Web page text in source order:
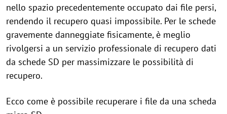
nello spazio precedentemente occupato dai file persi,
rendendo il recupero quasi impossibile. Per le schede
gravemente danneggiate fisicamente, è meglio
rivolgersi a un servizio professionale di recupero dati
da schede SD per massimizzare le possibilità di
recupero.
Ecco come è possibile recuperare i file da una scheda